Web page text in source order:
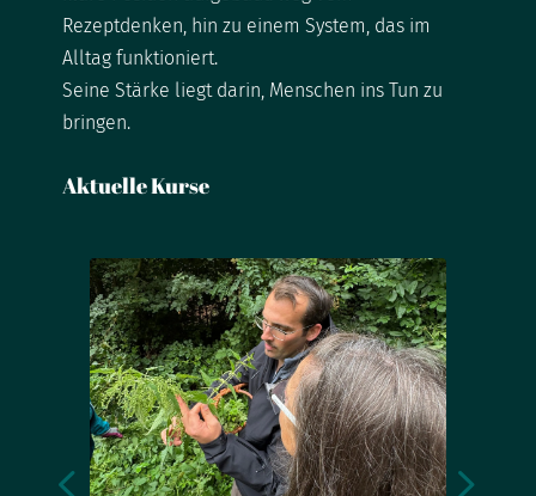
Rezeptdenken, hin zu einem System, das im
Alltag funktioniert.
Seine Stärke liegt darin, Menschen ins Tun zu
bringen.
Aktuelle Kurse